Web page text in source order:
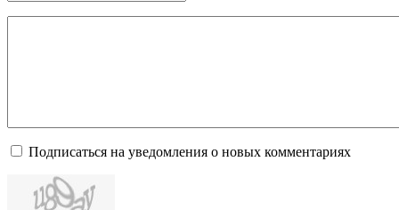
Подписаться на уведомления о новых комментариях